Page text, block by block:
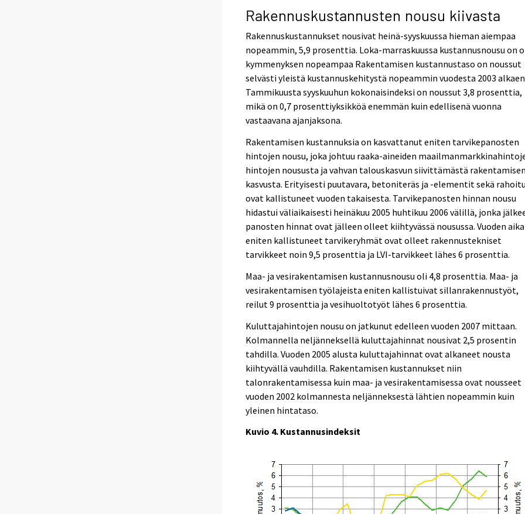
Rakennuskustannusten nousu kiivasta
Rakennuskustannukset nousivat heinä-syyskuussa hieman aiempaa
nopeammin, 5,9 prosenttia. Loka-marraskuussa kustannusnousu on
kymmenyksen nopeampaa Rakentamisen kustannustaso on noussut
selvästi yleistä kustannuskehitystä nopeammin vuodesta 2003
Tammikuusta syyskuuhun kokonaisindeksi on noussut 3,8 prosenttia,
mikä on 0,7 prosenttiyksikköä enemmän kuin edellisenä vuonna
vastaavana ajanjaksona.
Rakentamisen kustannuksia on kasvattanut eniten tarvikepanosten
hintojen nousu, joka johtuu raaka-aineiden
hintojen noususta ja vahvan talouskasvun siivittämästä rakentamisen
kasvusta. Erityisesti puutavara, betoniteräs ja -elementit sekä
ovat kallistuneet vuoden takaisesta. Tarvikepanosten hinnan nousu
hidastui väliaikaisesti heinäkuu 2005 huhtikuu 2006 välillä, jonka
panosten hinnat ovat jälleen olleet kiihtyvässä nousussa. Vuoden
eniten kallistuneet tarvikeryhmät ovat olleet rakennustekniset
tarvikkeet noin 9,5 prosenttia ja LVI-tarvikkeet lähes 6 prosenttia.
Maa- ja vesirakentamisen kustannusnousu oli 4,8 prosenttia. Maa- ja
vesirakentamisen työlajeista eniten kallistuivat sillanrakennustyöt,
reilut 9 prosenttia ja vesihuoltotyöt lähes 6 prosenttia.
Kuluttajahintojen nousu on jatkunut edelleen vuoden 2007 mittaan.
Kolmannella neljänneksellä kuluttajahinnat nousivat 2,5 prosentin
tahdilla. Vuoden 2005 alusta kuluttajahinnat ovat alkaneet nousta
kiihtyvällä vauhdilla. Rakentamisen kustannukset niin
talonrakentamisessa kuin maa- ja vesirakentamisessa ovat nousseet
vuoden 2002 kolmannesta neljänneksestä lähtien nopeammin kuin
yleinen hintataso.
Kuvio 4. Kustannusindeksit